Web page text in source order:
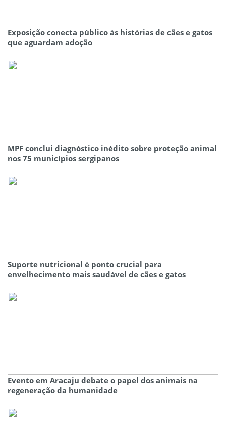
Exposição conecta público às histórias de cães e gatos
que aguardam adoção
MPF conclui diagnóstico inédito sobre proteção animal
nos 75 municípios sergipanos
Suporte nutricional é ponto crucial para
envelhecimento mais saudável de cães e gatos
Evento em Aracaju debate o papel dos animais na
regeneração da humanidade